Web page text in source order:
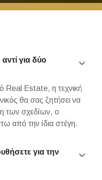
για δύο
Real Estate, η τεχνική
θα σας ζητήσει να
των σχεδίων, ο
από την ίδια στέγη.
για την